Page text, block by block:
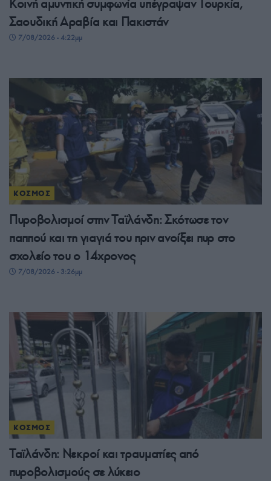
Κοινή αμυντική συμφωνία υπέγραψαν Τουρκία,
Σαουδική Αραβία και Πακιστάν
7/08/2026 - 4:22μμ
ΚΟΣΜΟΣ
Πυροβολισμοί στην Ταϊλάνδη: Σκότωσε τον
παππού και τη γιαγιά του πριν ανοίξει πυρ στο
σχολείο του ο 14χρονος
7/08/2026 - 3:26μμ
ΚΟΣΜΟΣ
Ταϊλάνδη: Νεκροί και τραυματίες από
πυροβολισμούς σε λύκειο